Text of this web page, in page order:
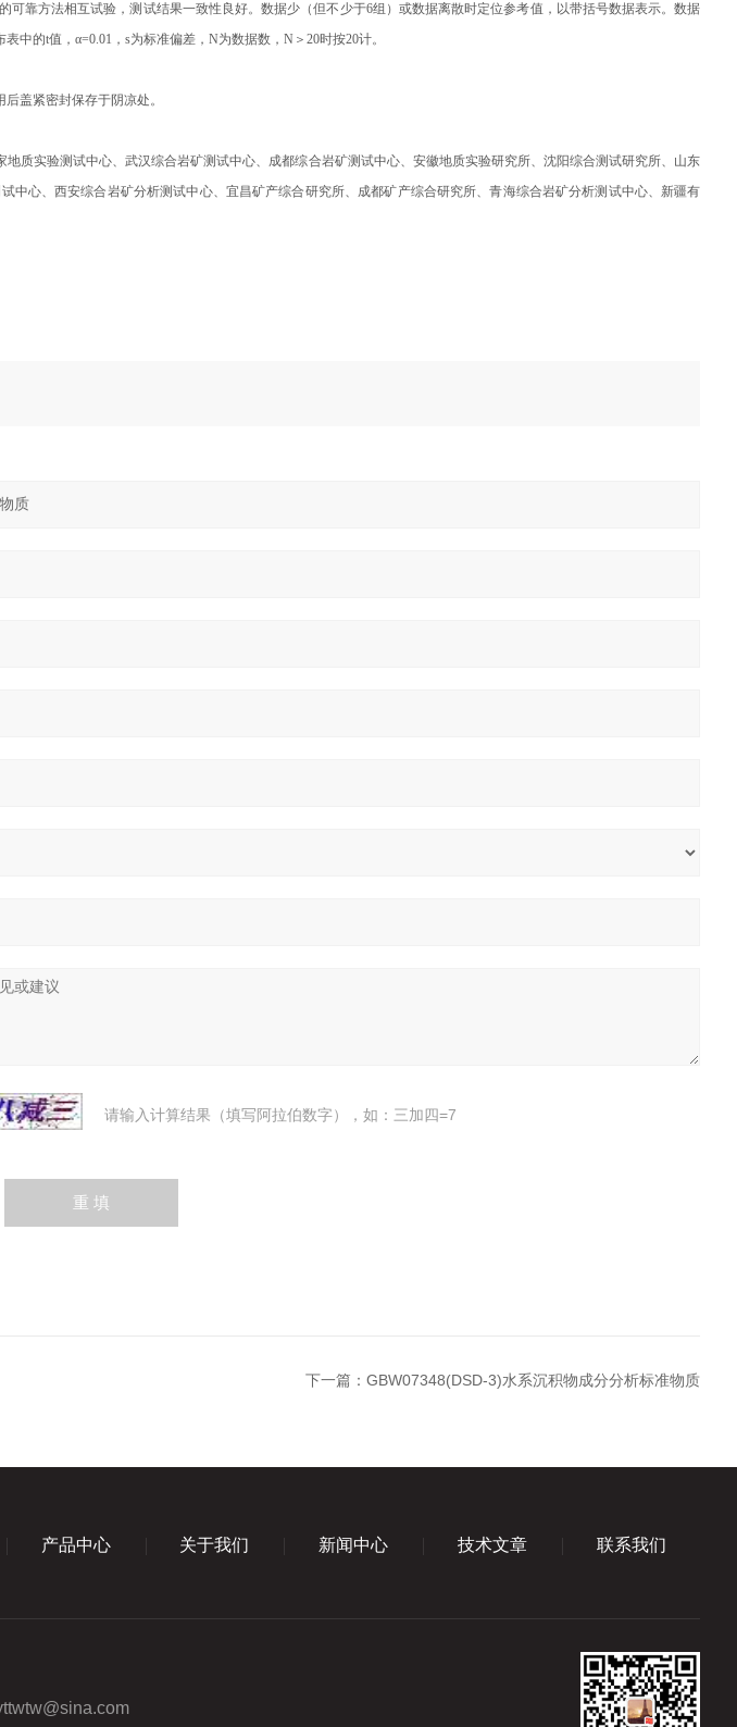
可靠方法相互试验，测试结果一致性良好。数据少（但不少于6组）或数据离散时定位参考值，以带括号数据表示。数据
表中的t值，α=0.01，s为标准偏差，N为数据数，N＞20时按20计。
盖紧密封保存于阴凉处。
质实验测试中心、武汉综合岩矿测试中心、成都综合岩矿测试中心、安徽地质实验研究所、沈阳综合测试研究所、山东
中心、西安综合岩矿分析测试中心、宜昌矿产综合研究所、成都矿产综合研究所、青海综合岩矿分析测试中心、新疆有
请输入计算结果（填写阿拉伯数字），如：三加四=7
下一篇：GBW07348(DSD-3)水系沉积物成分分析标准物质
产品中心 关于我们 新闻中心 技术文章 联系我们